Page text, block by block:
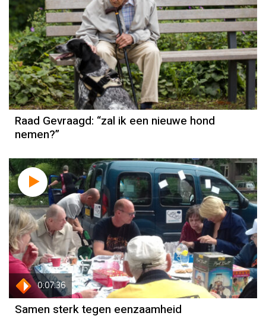
Raad Gevraagd: “zal ik een nieuwe hond
nemen?”
0:07:36
Samen sterk tegen eenzaamheid